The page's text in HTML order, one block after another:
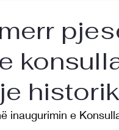
inaugurimin e